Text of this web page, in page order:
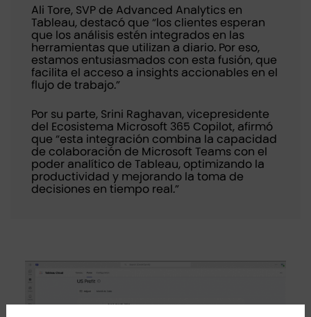
Ali Tore, SVP de Advanced Analytics en
Tableau, destacó que “los clientes esperan
que los análisis estén integrados en las
herramientas que utilizan a diario. Por eso,
estamos entusiasmados con esta fusión, que
facilita el acceso a insights accionables en el
flujo de trabajo.”
Por su parte, Srini Raghavan, vicepresidente
del Ecosistema Microsoft 365 Copilot, afirmó
que “esta integración combina la capacidad
de colaboración de Microsoft Teams con el
poder analítico de Tableau, optimizando la
productividad y mejorando la toma de
decisiones en tiempo real.”